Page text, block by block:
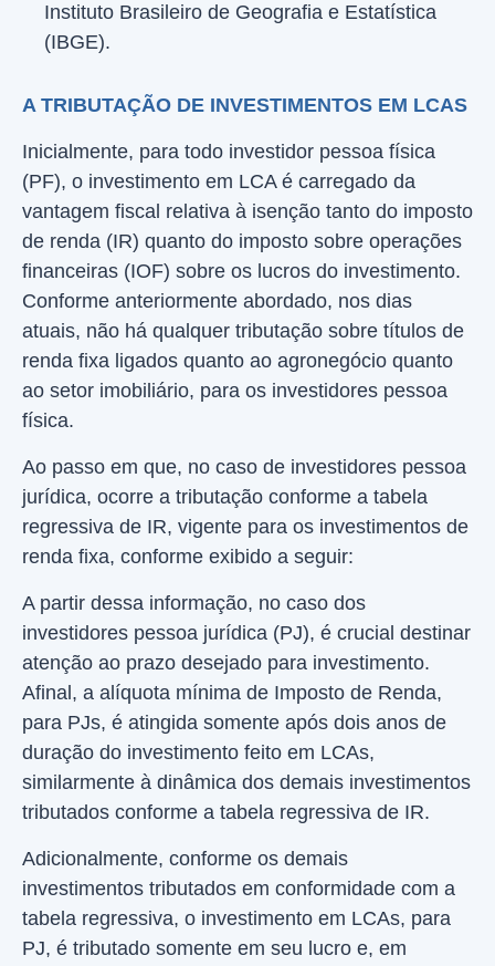
Instituto Brasileiro de Geografia e Estatística
(IBGE).
A TRIBUTAÇÃO DE INVESTIMENTOS EM LCAS
Inicialmente, para todo investidor pessoa física
(PF), o investimento em LCA é carregado da
vantagem fiscal relativa à isenção tanto do imposto
de renda (IR) quanto do imposto sobre operações
financeiras (IOF) sobre os lucros do investimento.
Conforme anteriormente abordado, nos dias
atuais, não há qualquer tributação sobre títulos de
renda fixa ligados quanto ao agronegócio quanto
ao setor imobiliário, para os investidores pessoa
física.
Ao passo em que, no caso de investidores pessoa
jurídica, ocorre a tributação conforme a tabela
regressiva de IR, vigente para os investimentos de
renda fixa, conforme exibido a seguir:
A partir dessa informação, no caso dos
investidores pessoa jurídica (PJ), é crucial destinar
atenção ao prazo desejado para investimento.
Afinal, a alíquota mínima de Imposto de Renda,
para PJs, é atingida somente após dois anos de
duração do investimento feito em LCAs,
similarmente à dinâmica dos demais investimentos
tributados conforme a tabela regressiva de IR.
Adicionalmente, conforme os demais
investimentos tributados em conformidade com a
tabela regressiva, o investimento em LCAs, para
PJ, é tributado somente em seu lucro e, em